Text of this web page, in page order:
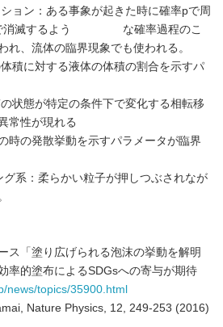
ョン：ある事象が起きた時に確率pで周
で消滅するよう な確率過程のこ
れ、流体の臨界現象でも使われる。
積に対する液体の体積の割合を示すパ
状態が特定の条件下で変化する相転移
に異常性が現れる
発散挙動を示すパラメータが臨界
グ系：柔らかい粒子が押しつぶされなが
ス「塗り広げられる泡沫の挙動を解明
率的塗布によるSDGsへの寄与が期待
news/topics/35900.html
Nature Physics, 12, 249-253 (2016)